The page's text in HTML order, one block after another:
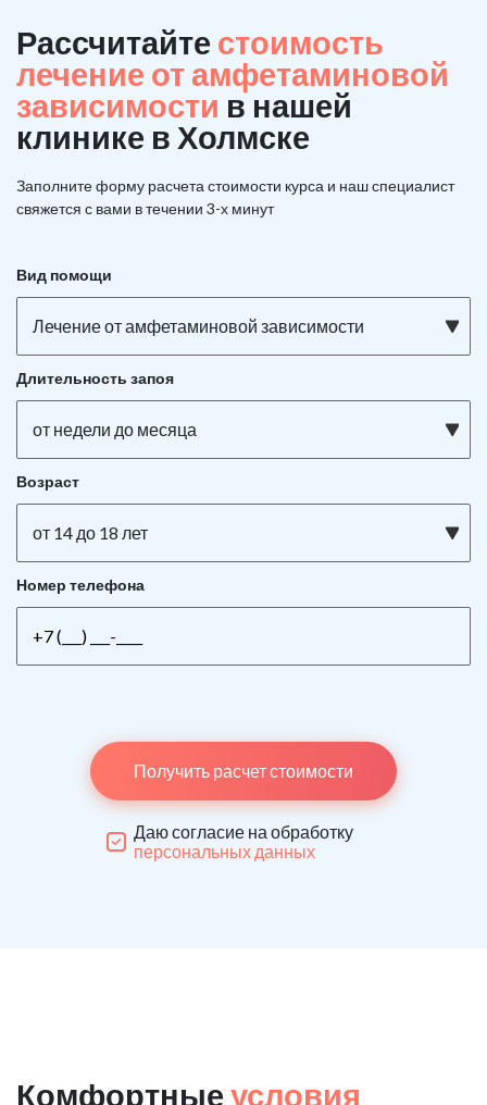
Рассчитайте стоимость
лечение от амфетаминовой
зависимости в нашей
клинике в Холмске
Заполните форму расчета стоимости курса и наш специалист
свяжется с вами в течении 3-х минут
Вид помощи
Лечение от амфетаминовой зависимости
Длительность запоя
от недели до месяца
Возраст
от 14 до 18 лет
Номер телефона
Получить расчет стоимости
Даю согласие на обработку
персональных данных
Комфортные условия